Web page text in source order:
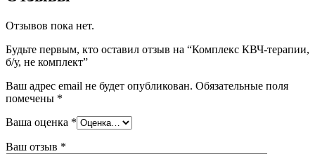
Отзывов пока нет.
Будьте первым, кто оставил отзыв на “Комплекс КВЧ-терапии,
б/у, не комплект”
Ваш адрес email не будет опубликован. Обязательные поля
помечены *
Ваша оценка *
Ваш отзыв *